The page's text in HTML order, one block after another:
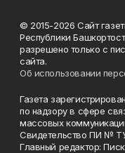
© 2015-2026 Сайт
Республики
разрешено только с
сайта.
Об использовании
Газета
по надзору в сфере
массовых
Свидетельство ПИ № ТУ
Главный редактор: